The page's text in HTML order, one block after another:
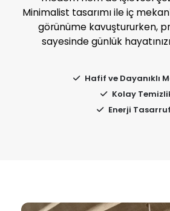
Minimalist tasarımı ile iç
görünüme kavuştururken,
sayesinde günlük
Hafif ve Dayanıklı
Kolay
Enerji